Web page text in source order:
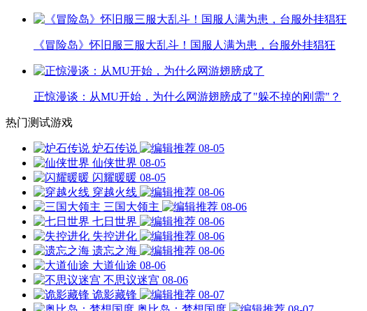
《冒险岛》怀旧服三服大乱斗！国服人满为患，台服外挂猖狂
正惊漫谈：从MU开始，为什么网游翅膀成了"躲不掉的刚需"？
热门测试游戏
炉石传说
08-05
仙侠世界 08-05
闪耀暖暖 08-05
穿越火线
08-06
三国大领主
08-06
七日世界
08-06
失控进化
08-06
遗忘之海
08-06
大道仙途 08-06
不思议迷宫 08-06
诡影藏锋
08-07